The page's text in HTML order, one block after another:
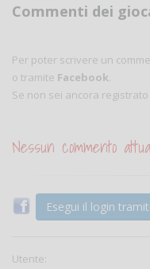
Commenti dei
Per poter scrivere un
o tramite Facebook.
Se non sei ancora
Nessun commento
Esegui il login
Utente: